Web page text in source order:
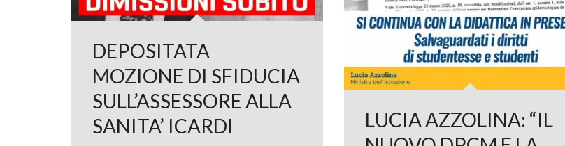
DEPOSITATA
MOZIONE DI SFIDUCIA
SULL’ASSESSORE ALLA
SANITA’ ICARDI
LUCIA AZZOLINA: “IL